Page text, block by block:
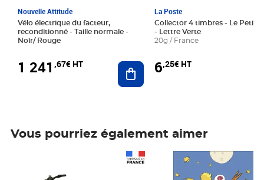
Nouvelle Attitude
Vélo électrique du facteur,
reconditionné - Taille normale -
Noir/ Rouge
1 241 ,67€ HT Ajouter au panier
La Poste
Collector 4 timbres - Le Petit
- Lettre Verte
20g / France
6,25€ HT
Vous pourriez également aimer
Prix 6,25€ HT